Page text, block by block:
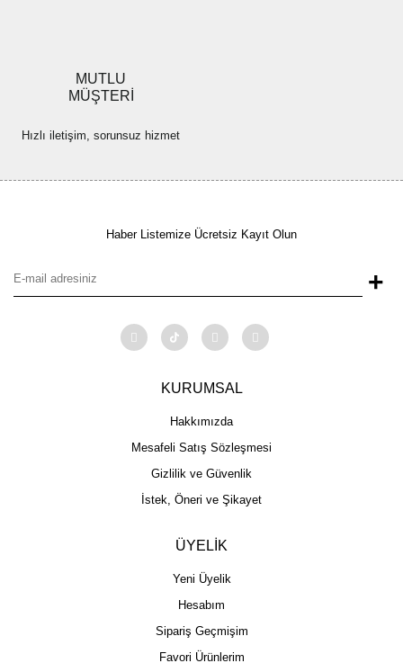
MUTLU
MÜŞTERİ
Hızlı iletişim, sorunsuz hizmet
Haber Listemize Ücretsiz Kayıt Olun
+
KURUMSAL
Hakkımızda
Mesafeli Satış Sözleşmesi
Gizlilik ve Güvenlik
İstek, Öneri ve Şikayet
ÜYELİK
Yeni Üyelik
Hesabım
Sipariş Geçmişim
Favori Ürünlerim